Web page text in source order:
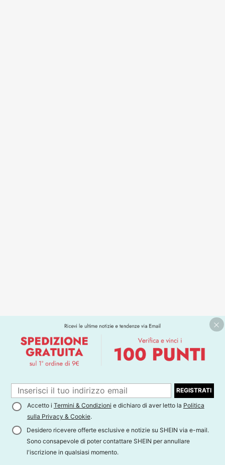
REGISTRATI
Accetto i Termini & Condizioni e dichiaro di aver letto la Politica
sulla Privacy & Cookie.
Desidero ricevere offerte esclusive e notizie su SHEIN via e-mail.
Sono consapevole di poter contattare SHEIN per annullare
l'iscrizione in qualsiasi momento.